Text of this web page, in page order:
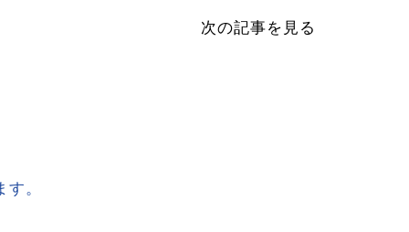
次の記事を見る
。